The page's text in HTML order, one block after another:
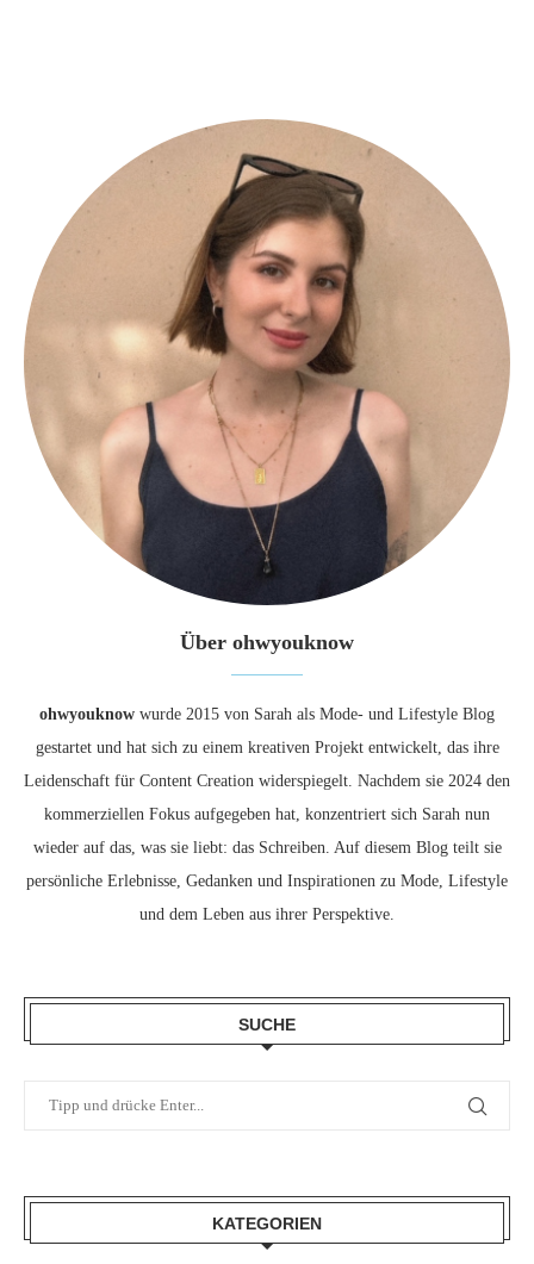
Über ohwyouknow
ohwyouknow wurde 2015 von Sarah als Mode- und Lifestyle Blog
gestartet und hat sich zu einem kreativen Projekt entwickelt, das ihre
Leidenschaft für Content Creation widerspiegelt. Nachdem sie 2024 den
kommerziellen Fokus aufgegeben hat, konzentriert sich Sarah nun
wieder auf das, was sie liebt: das Schreiben. Auf diesem Blog teilt sie
persönliche Erlebnisse, Gedanken und Inspirationen zu Mode, Lifestyle
und dem Leben aus ihrer Perspektive.
SUCHE
KATEGORIEN